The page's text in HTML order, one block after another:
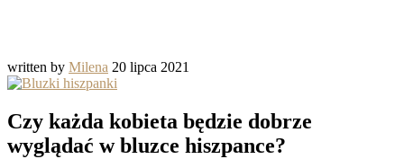
written by Milena 20 lipca 2021
Czy każda kobieta będzie dobrze
wyglądać w bluzce hiszpance?